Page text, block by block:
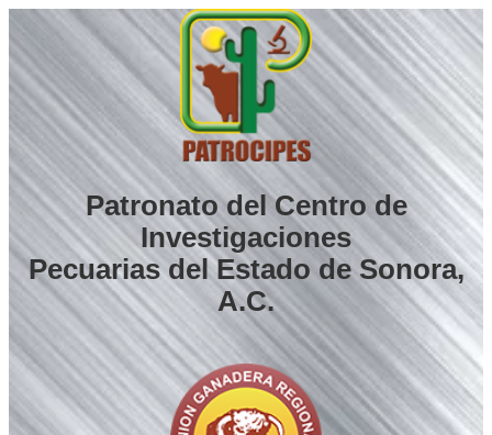
Saltar
al
contenido
Patronato del Centro de
Investigaciones
Pecuarias del Estado de Sonora,
A.C.